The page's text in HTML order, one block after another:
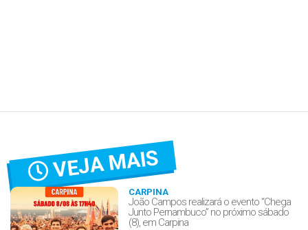
VEJA MAIS
CARPINA
João Campos realizará o evento “Chega
Junto Pernambuco” no próximo sábado
(8), em Carpina